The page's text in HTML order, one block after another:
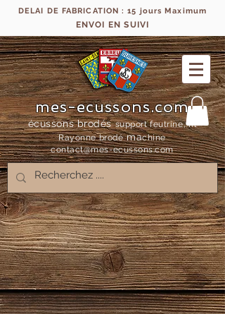
DELAI DE FABRICATION : 15 jours Maximum
ENVOI EN SUIVI
mes-ecussons.com
écussons brodés support feutrine, fil
Rayonne brodémachine
contact@mes-ecussons.com